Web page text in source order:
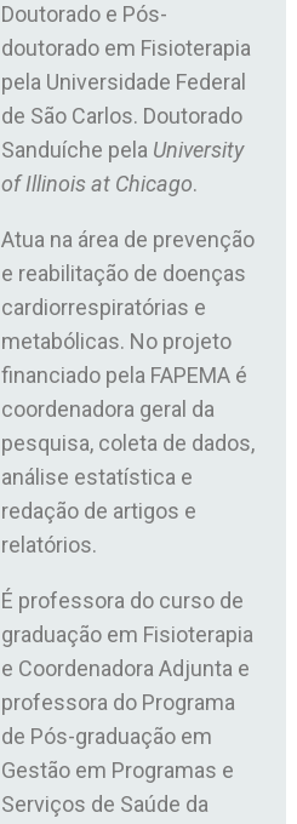
Doutorado e Pós-
doutorado em Fisioterapia
pela Universidade Federal
de São Carlos. Doutorado
Sanduíche pela University
of Illinois at Chicago.
Atua na área de prevenção
e reabilitação de doenças
cardiorrespiratórias e
metabólicas. No projeto
financiado pela FAPEMA é
coordenadora geral da
pesquisa, coleta de dados,
análise estatística e
redação de artigos e
relatórios.
É professora do curso de
graduação em Fisioterapia
e Coordenadora Adjunta e
professora do Programa
de Pós-graduação em
Gestão em Programas e
Serviços de Saúde da